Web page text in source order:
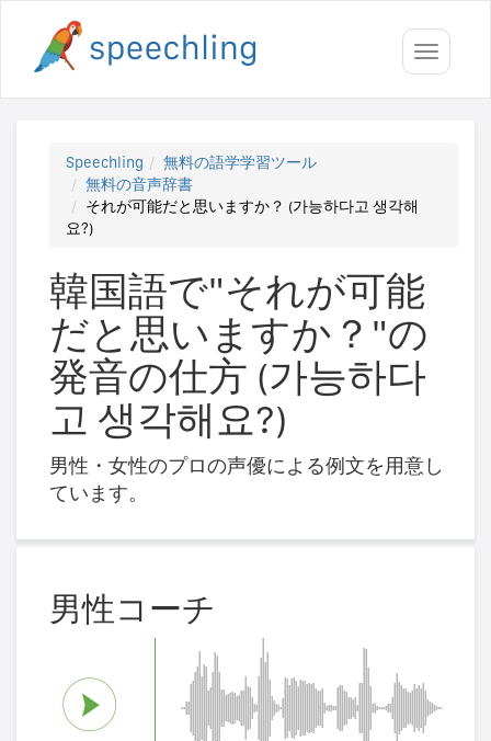
Toggle
Speechling
無料の語学学習ツール
無料の音声辞書
それが可能だと思いますか？ (가능하다고 생각해
요?)
韓国語で"それが可能
だと思いますか？"の
発音の仕方 (가능하다
고 생각해요?)
男性・女性のプロの声優による例文を用意し
ています。
男性コーチ